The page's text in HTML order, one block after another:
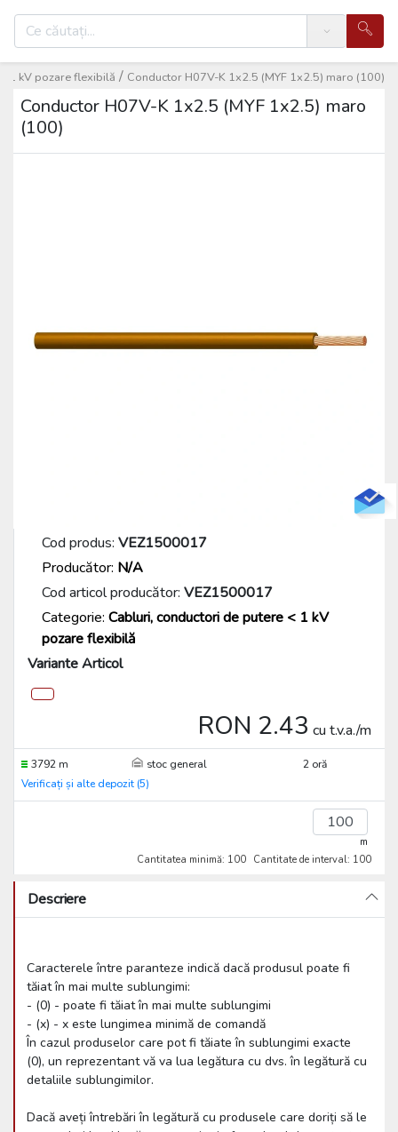
Search
Conductor H07V-K 1x2.5 (MYF 1x2.5) maro (100)
/
1 kV pozare flexibilă
Conductor H07V-K 1x2.5 (MYF 1x2.5) maro
(100)
Cod produs: VEZ1500017
Producător: N/A
Cod articol producător: VEZ1500017
Categorie: Cabluri, conductori de putere < 1 kV
pozare flexibilă
Variante Articol
RON 2.43 cu t.v.a./m
3792 m stoc general
2 oră
Verificați și alte depozit (5)
m
Cantitatea minimă: 100 Cantitate de interval: 100
Descriere
Caracterele între paranteze indică dacă produsul poate fi
tăiat în mai multe sublungimi:
- (0) - poate fi tăiat în mai multe sublungimi
- (x) - x este lungimea minimă de comandă
În cazul produselor care pot fi tăiate în sublungimi exacte
(0), un reprezentant vă va lua legătura cu dvs. în legătură cu
detaliile sublungimilor.
Dacă aveți întrebări în legătură cu produsele care doriți să le